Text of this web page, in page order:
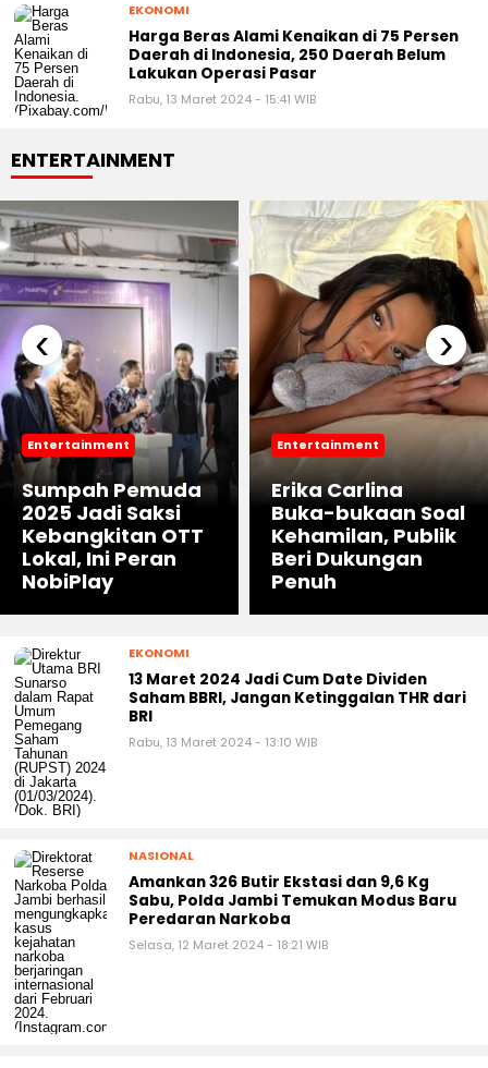
EKONOMI
Harga Beras Alami Kenaikan di 75 Persen
Daerah di Indonesia, 250 Daerah Belum
Lakukan Operasi Pasar
Rabu, 13 Maret 2024 - 15:41 WIB
ENTERTAINMENT
Entertainment
Sumpah Pemuda
2025 Jadi Saksi
Kebangkitan OTT
Lokal, Ini Peran
NobiPlay
Entertainment
Erika Carlina
Buka-bukaan Soal
Kehamilan, Publik
Beri Dukungan
Penuh
‹ ›
EKONOMI
13 Maret 2024 Jadi Cum Date Dividen
Saham BBRI, Jangan Ketinggalan THR dari
BRI
Rabu, 13 Maret 2024 - 13:10 WIB
NASIONAL
Amankan 326 Butir Ekstasi dan 9,6 Kg
Sabu, Polda Jambi Temukan Modus Baru
Peredaran Narkoba
Selasa, 12 Maret 2024 - 18:21 WIB